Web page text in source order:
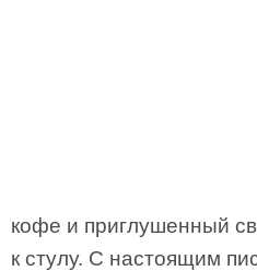
кофе и приглушенный
к стулу. С настоящим